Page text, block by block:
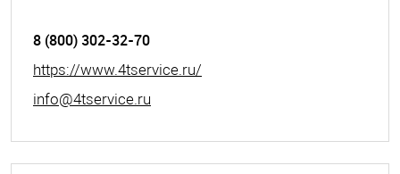
8 (800) 302-32-70
https://www.4tservice.ru/
info@4tservice.ru